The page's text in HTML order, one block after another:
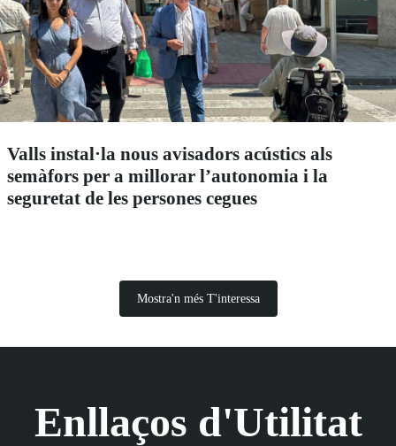
Valls instal·la nous avisadors acústics als
semàfors per a millorar l’autonomia i la
seguretat de les persones cegues
Mostra'n més T'interessa
Enllaços d'Utilitat